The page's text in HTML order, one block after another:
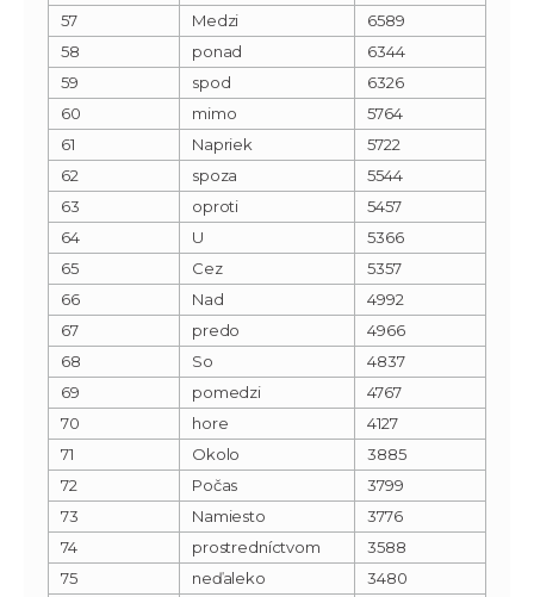
57
Medzi
6589
58
ponad
6344
59
spod
6326
60
mimo
5764
61
Napriek
5722
62
spoza
5544
63
oproti
5457
64
U
5366
65
Cez
5357
66
Nad
4992
67
predo
4966
68
So
4837
69
pomedzi
4767
70
hore
4127
71
Okolo
3885
72
Počas
3799
73
Namiesto
3776
74
prostredníctvom
3588
75
neďaleko
3480